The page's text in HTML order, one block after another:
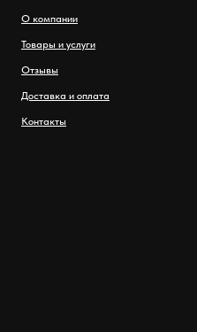
О компании
Товары и услуги
Отзывы
Доставка и оплата
Контакты